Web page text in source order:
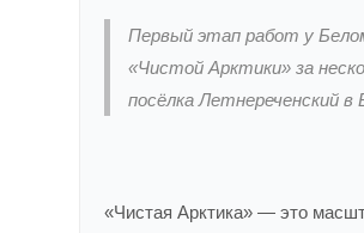
Первый этап работ у
«Чистой Арктики» за
посёлка Летнереченский в
«Чистая Арктика» — это